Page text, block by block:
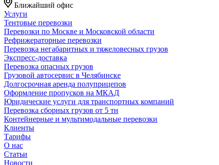
Ближайший офис
Услуги
Тентовые перевозки
Перевозки по Москве и Московской области
Рефрижераторные перевозки
Перевозка негабаритных и тяжеловесных грузов
Экспресс-доставка
Перевозка опасных грузов
Грузовой автосервис в Челябинске
Долгосрочная аренда полуприцепов
Оформление пропусков на МКАД
Юридические услуги для транспортных компаний
Перевозка сборных грузов от 5 тн
Контейнерные и мультимодальные перевозки
Клиенты
Тарифы
О нас
Статьи
Новости